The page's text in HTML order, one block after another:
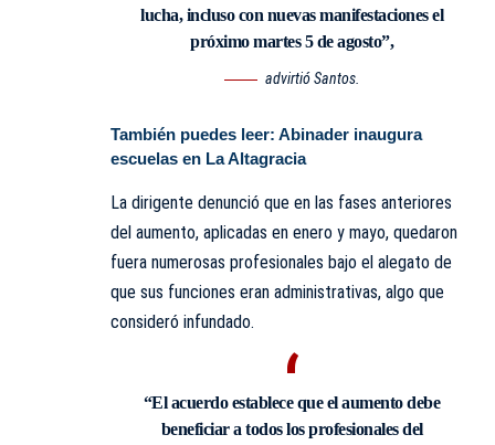
lucha, incluso con nuevas manifestaciones el
próximo martes 5 de agosto”,
advirtió Santos.
También puedes leer: Abinader inaugura
escuelas en La Altagracia
La dirigente denunció que en las fases anteriores
del aumento, aplicadas en enero y mayo, quedaron
fuera numerosas profesionales bajo el alegato de
que sus funciones eran administrativas, algo que
consideró infundado.
“El acuerdo establece que el aumento debe
beneficiar a todos los profesionales del